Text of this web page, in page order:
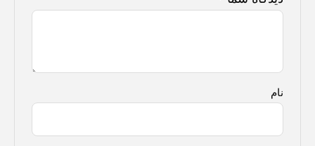
نام